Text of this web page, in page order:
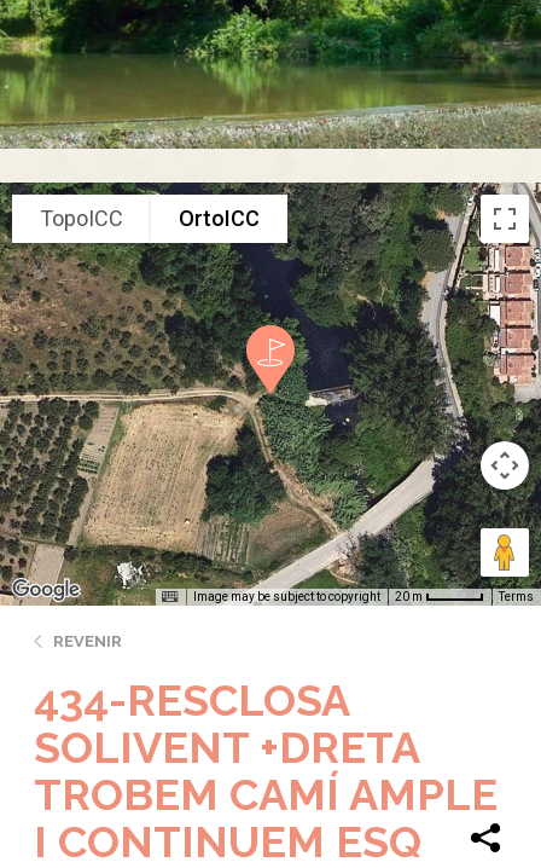
TopoICC OrtoICC
Image may be subject to copyright 20 m Terms
REVENIR
434-RESCLOSA
SOLIVENT +DRETA
TROBEM CAMÍ AMPLE
I CONTINUEM ESQ